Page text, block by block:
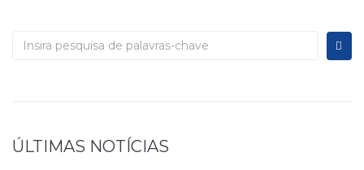
ÚLTIMAS NOTÍCIAS